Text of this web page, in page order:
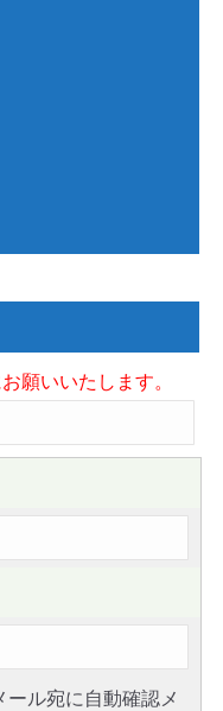
願いいたします。
ル宛に自動確認メ